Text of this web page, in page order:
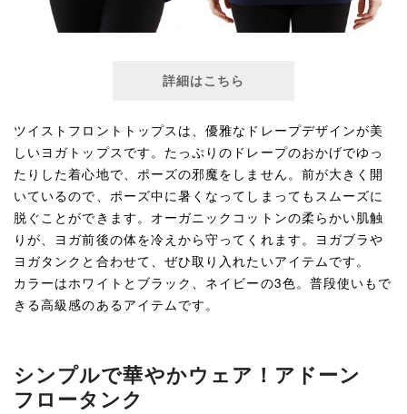
詳細はこちら
ツイストフロントトップスは、優雅なドレープデザインが美
しいヨガトップスです。たっぷりのドレープのおかげでゆっ
たりした着心地で、ポーズの邪魔をしません。前が大きく開
いているので、ポーズ中に暑くなってしまってもスムーズに
脱ぐことができます。オーガニックコットンの柔らかい肌触
りが、ヨガ前後の体を冷えから守ってくれます。ヨガブラや
ヨガタンクと合わせて、ぜひ取り入れたいアイテムです。
カラーはホワイトとブラック、ネイビーの3色。普段使いもで
きる高級感のあるアイテムです。
シンプルで華やかウェア！アドーン
フロータンク